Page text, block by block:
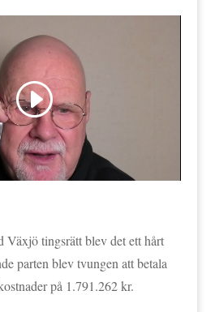
tingsrätt blev det ett hårt
parten blev tvungen att betala
på 1.791.262 kr.